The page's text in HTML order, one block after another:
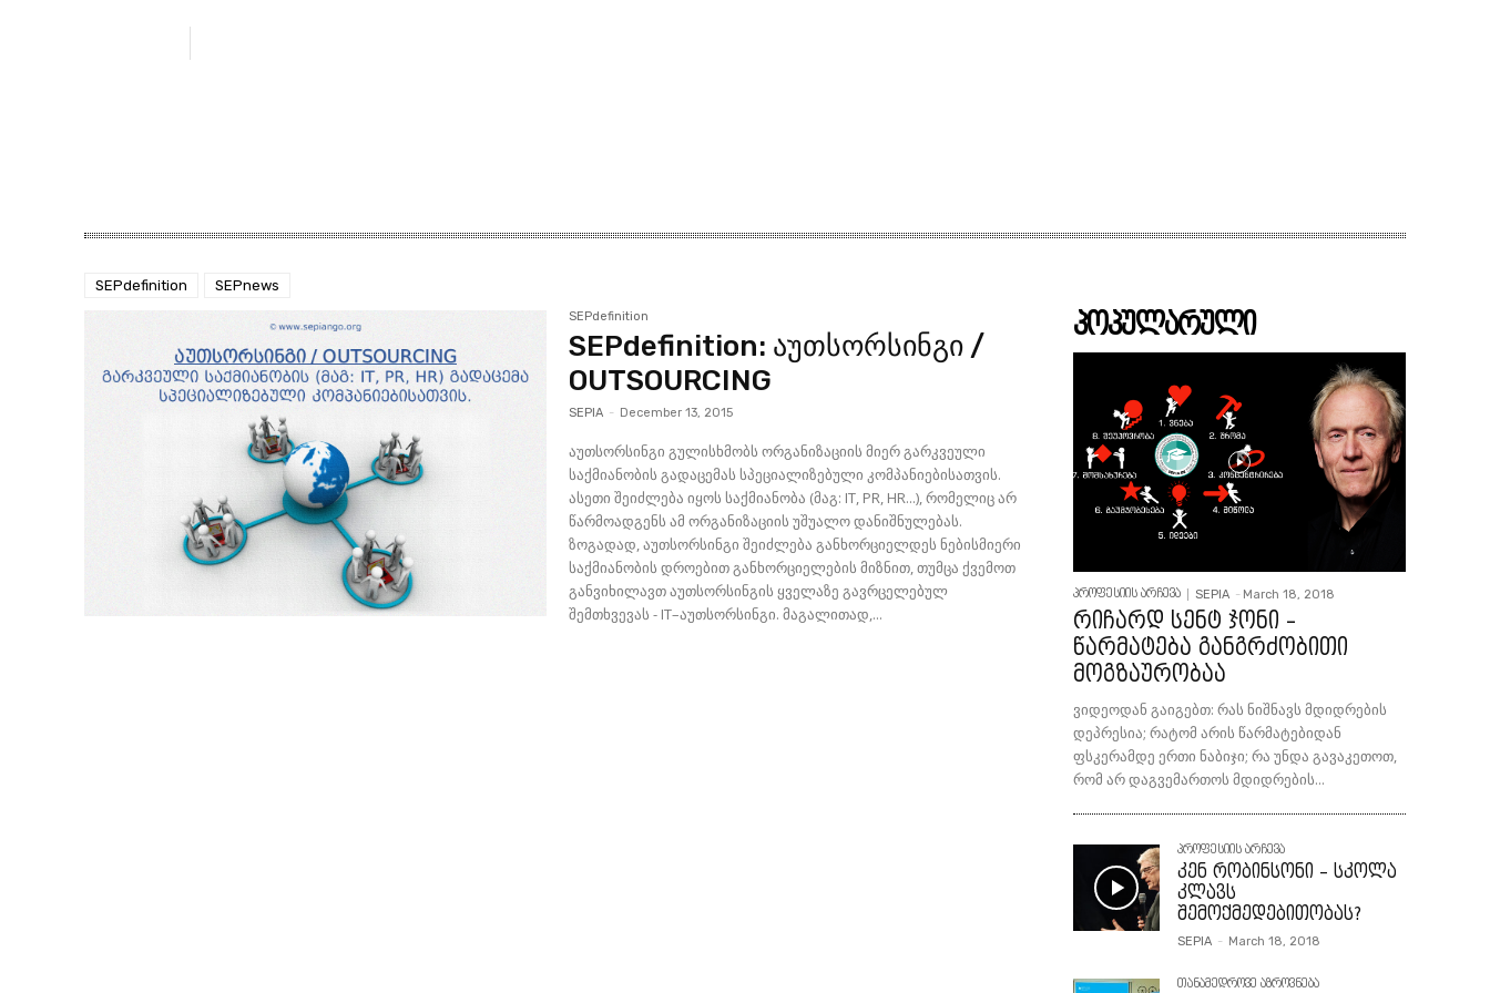
SEPdefinition SEPnews
SEPdefinition
SEPdefinition: აუთსორსინგი /
OUTSOURCING
SEPIA - December 13, 2015
აუთსორსინგი გულისხმობს ორგანიზაციის მიერ გარკვეული
საქმიანობის გადაცემას სპეციალიზებული კომპანიებისათვის.
ასეთი შეიძლება იყოს საქმიანობა (მაგ: IT, PR, HR...), რომელიც არ
წარმოადგენს ამ ორგანიზაციის უშუალო დანიშნულებას.
ზოგადად, აუთსორსინგი შეიძლება განხორციელდეს ნებისმიერი
საქმიანობის დროებით განხორციელების მიზნით, თუმცა ქვემოთ
განვიხილავთ აუთსორსინგის ყველაზე გავრცელებულ
შემთხვევას - IT–აუთსორსინგი. მაგალითად,...
პოპულარული
პროფესიის არჩევა SEPIA - March 18, 2018
რიჩარდ სენტ ჯონი –
წარმატება განგრძობითი
მოგზაურობაა
ვიდეოდან გაიგებთ: რას ნიშნავს მდიდრების
დეპრესია; რატომ არის წარმატებიდან
ფსკერამდე ერთი ნაბიჯი; რა უნდა გავაკეთოთ,
რომ არ დაგვემართოს მდიდრების...
პროფესიის არჩევა
კენ რობინსონი – სკოლა
კლავს
შემოქმედებითობას?
SEPIA - March 18, 2018
თანამედროვე აზროვნება